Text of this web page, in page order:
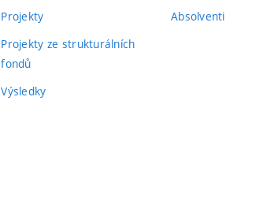
Projekty
Projekty ze strukturálních
fondů
Výsledky
Absolventi